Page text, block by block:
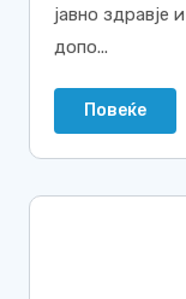
јавно здравје
допо...
Повеќе